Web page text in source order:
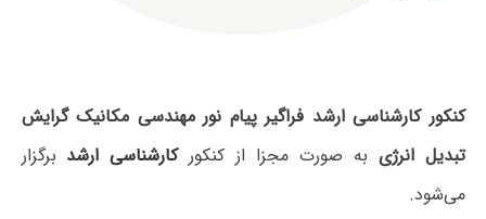
کنکور کارشناسی ارشد فراگیر پیام نور مهندسی مکانیک گرایش
تبدیل انرژی به صورت مجزا از کنکورکارشناسی ارشد برگزار
می‌شود.